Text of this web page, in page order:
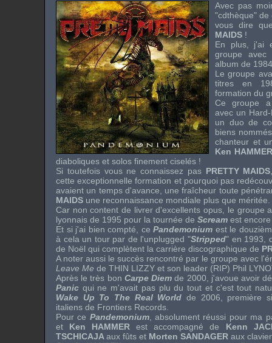
Avec pas
"cdthèque" de
vous dire
MAIDS !
En plus, j'ai
groupe avec
album de
Le groupe
titres en
formation du
Ce groupe a
avec un
un duo de
biens
chanteur et
Ken
diaboliques et solos finement ciselés !
Si toutefois vous ne connaissez pas PRETTY MAIDS
cette exceptionnelle formation et pourquoi pas
avaient un temps d'avance, une fraîcheur toute
MAIDS une reconnaissance mondiale plus que méritée.
Car non content de livrer d'excellents opus, le groupe
lyonnais de 1995 pour la tournée de Scream est
Et si j'ai bien compté, cePandemonium est le
à cela un tour par de l'unplugged "Stripped" en 1993,
de Noël qui complètent la carrière discographique de
A noter aussi le succès rencontré par le groupe avec
Leave Me de THIN LIZZY et son leader (RIP) Phil
Après le très bon Carpe Diem de 2000, j'avoue avoir
Panic qui ne m'avait pas plu du tout et c'est tout
Wake Up To The Real World de 2006, première
italiens de Frontiers Records
Pour ce Pandemonium, absolument réussi pour ma
et Ken HAMMER est accompagné de Kenn
TSCHICAJA aux fûts et Morten SANDAGER aux